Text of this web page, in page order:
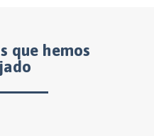
que hemos